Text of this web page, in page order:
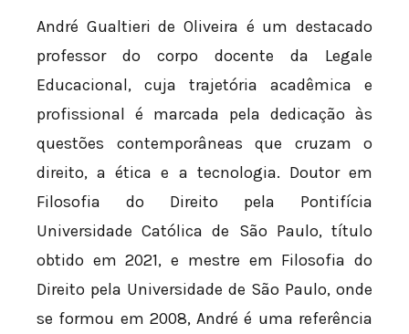
André Gualtieri de Oliveira é um destacado
professor do corpo docente da Legale
Educacional, cuja trajetória acadêmica e
profissional é marcada pela dedicação às
questões contemporâneas que cruzam o
direito, a ética e a tecnologia. Doutor em
Filosofia do Direito pela Pontifícia
Universidade Católica de São Paulo, título
obtido em 2021, e mestre em Filosofia do
Direito pela Universidade de São Paulo, onde
se formou em 2008, André é uma referência